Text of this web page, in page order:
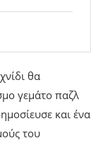
θα
γεμάτο παζλ
και ένα
του